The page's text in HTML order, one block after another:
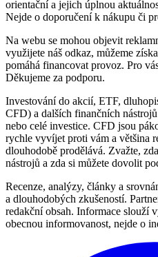
orientační a jejich úplnou
Nejde o doporučení k nákupu či
Na webu se mohou objevit
využijete náš odkaz, můžeme
pomáhá financovat provoz. Pro
Děkujeme za podporu.
Investování do akcií, ETF,
CFD) a dalších finančních
nebo celé investice. CFD jsou
rychle vyvíjet proti vám a většina
dlouhodobě prodělává. Zvažte,
nástrojů a zda si můžete dovolit
Recenze, analýzy, články a
a dlouhodobých zkušeností.
redakční obsah. Informace slouží
obecnou informovanost, nejde o